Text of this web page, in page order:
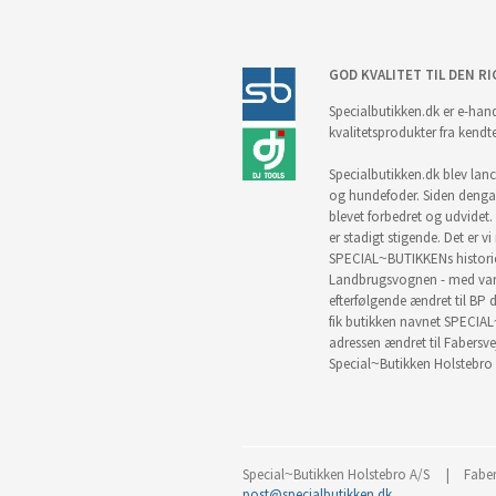
GOD KVALITET TIL DEN
Specialbutikken.dk er e-
kvalitetsprodukter fra
Specialbutikken.dk blev
og hundefoder. Siden
blevet forbedret og
er stadigt stigende. Det er
SPECIAL~BUTIKKENs
Landbrugsvognen - med
efterfølgende ændret til BP
fik butikken navnet
adressen ændret til
Special~Butikken Holstebro
Special~Butikken Holstebro A/S